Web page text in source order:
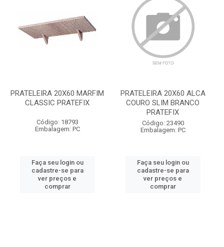
PRATELEIRA 20X60 MARFIM
CLASSIC PRATEFIX
Código: 18793
Embalagem: PC
Faça seu login ou
cadastre-se para
ver preços e
comprar
PRATELEIRA 20X60 ALCA
COURO SLIM BRANCO
PRATEFIX
Código: 23490
Embalagem: PC
Faça seu login ou
cadastre-se para
ver preços e
comprar